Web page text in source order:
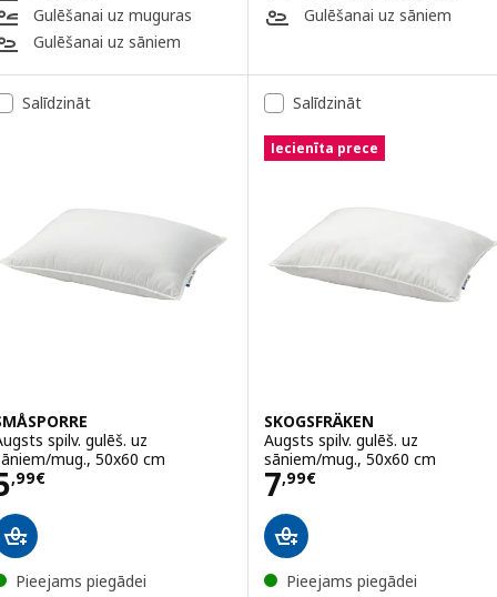
Gulēšanai uz muguras
Gulēšanai uz sāniem
Gulēšanai uz sāniem
Salīdzināt
spilv. gulēš. uz
mug., 50x60 cm
,99€ 5,99€
Pieejams piegādei
Salīdzināt
Iecienīta prece
SKOGSFRÄKEN
Augsts spilv. gulēš. uz
sāniem/mug., 50x60 cm
7,99€
Cena 7,99€
Pieejams piegādei